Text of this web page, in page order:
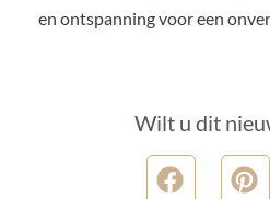
en ontspanning voor een
Wilt u dit